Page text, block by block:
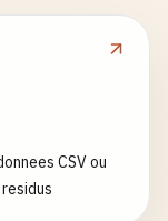
CSV ou